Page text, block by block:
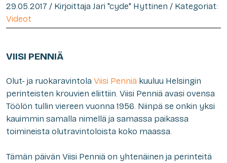
29.05.2017 / Kirjoittaja Jari "cyde" Hyttinen / Kategoriat:
Videot
VIISI PENNIÄ
Olut- ja ruokaravintola Viisi Penniä kuuluu Helsingin
perinteisten krouvien eliittiin. Viisi Penniä avasi ovensa
Töölön tullin viereen vuonna 1956. Niinpä se onkin yksi
kauimmin samalla nimellä ja samassa paikassa
toimineista olutravintoloista koko maassa.
Tämän päivän Viisi Penniä on yhtenäinen ja perinteitä